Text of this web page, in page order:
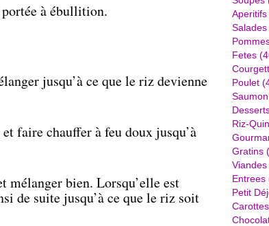
à ébullition.
jusqu’à ce que le riz devienne
faire chauffer à feu doux jusqu’à
mélanger bien. Lorsqu’elle est
de suite jusqu’à ce que le riz soit
Aperitifs
Salades
Fetes
Poulet
Saumon
Riz-
Gratins
Viandes
Entrees
Petit
Carottes